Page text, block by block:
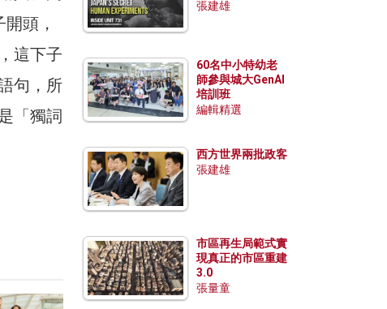
頭，
這下子
句，所
「獨詞
張建雄
60名中小特幼老
師參與城大GenAI
培訓班
編輯精選
西方世界兩批政客
張建雄
市區再生局範式實
現真正的市區重建
3.0
張量童